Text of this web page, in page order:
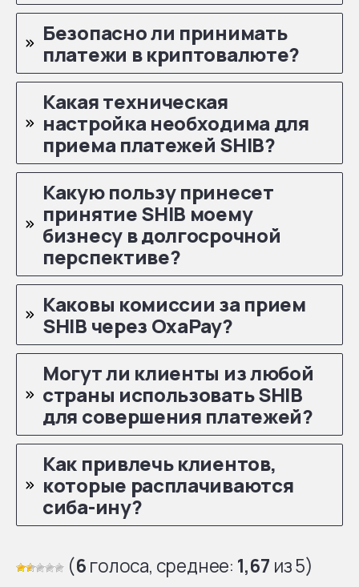
Безопасно ли принимать
платежи в криптовалюте?
Какая техническая
настройка необходима для
приема платежей SHIB?
Какую пользу принесет
принятие SHIB моему
бизнесу в долгосрочной
перспективе?
Каковы комиссии за прием
SHIB через OxaPay?
Могут ли клиенты из любой
страны использовать SHIB
для совершения платежей?
Как привлечь клиентов,
которые расплачиваются
сиба-ину?
(6голоса, среднее: 1,67 из 5)